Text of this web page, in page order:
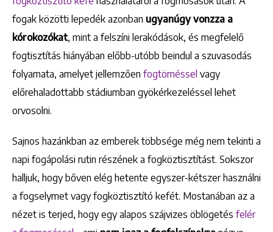
fogak közötti lepedék azonban ugyanúgy vonzza a
kórokozókat, mint a felszíni lerakódások, és megfelelő
fogtisztítás hiányában előbb-utóbb beindul a szuvasodás
folyamata, amelyet jellemzően fogtöméssel vagy
előrehaladottabb stádiumban gyökérkezeléssel lehet
orvosolni.
Sajnos hazánkban az emberek többsége még nem tekinti a
napi fogápolási rutin részének a fogköztisztítást. Sokszor
halljuk, hogy bőven elég hetente egyszer-kétszer használni
a fogselymet vagy fogköztisztító kefét. Mostanában az a
nézet is terjed, hogy egy alapos szájvizes öblögetés felér